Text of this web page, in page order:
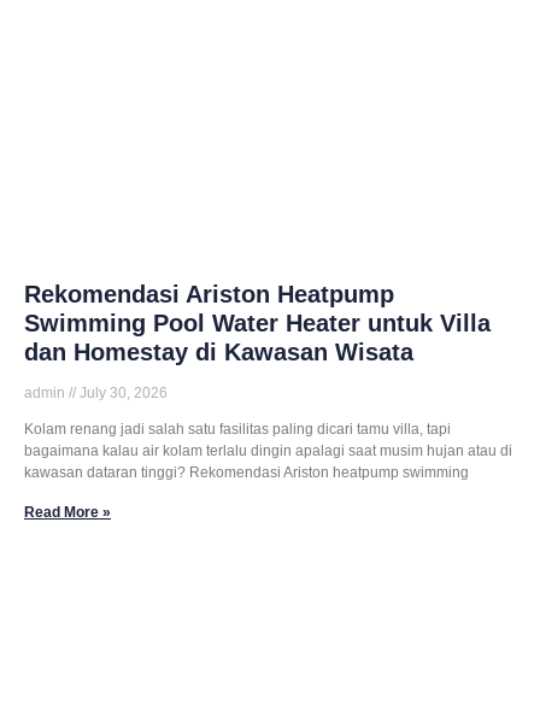
Rekomendasi Ariston Heatpump
Swimming Pool Water Heater untuk Villa
dan Homestay di Kawasan Wisata
admin July 30, 2026
Kolam renang jadi salah satu fasilitas paling dicari tamu villa, tapi
bagaimana kalau air kolam terlalu dingin apalagi saat musim hujan atau di
kawasan dataran tinggi? Rekomendasi Ariston heatpump swimming
Read More »